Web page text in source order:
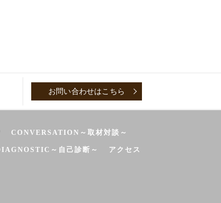
お問い合わせはこちら
CONVERSATION～取材対談～
～自己診断～ アクセス